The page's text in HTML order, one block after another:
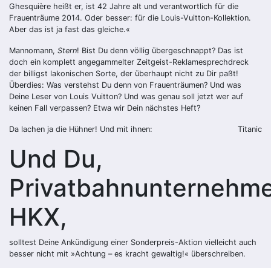
Ghesquière heißt er, ist 42 Jahre alt und verantwortlich für die
Frauenträume 2014. Oder besser: für die Louis-Vuitton-Kollektion.
Aber das ist ja fast das gleiche.«
Mannomann, Stern! Bist Du denn völlig übergeschnappt? Das ist
doch ein komplett angegammelter Zeitgeist-Reklamesprechdreck
der billigst lakonischen Sorte, der überhaupt nicht zu Dir paßt!
Überdies: Was verstehst Du denn von Frauenträumen? Und was
Deine Leser von Louis Vuitton? Und was genau soll jetzt wer auf
keinen Fall verpassen? Etwa wir Dein nächstes Heft?
Da lachen ja die Hühner! Und mit ihnen: Titanic
Und Du,
HKX,
solltest Deine Ankündigung einer Sonderpreis-Aktion vielleicht auch
besser nicht mit »Achtung – es kracht gewaltig!« überschreiben.